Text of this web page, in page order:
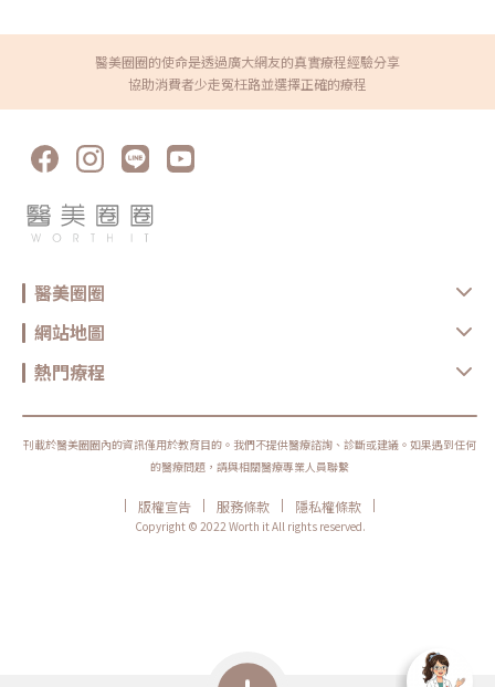
醫美圈圈的使命是透過廣大網友的真實療程經驗分享
協助消費者少走冤枉路並選擇正確的療程
醫美圈圈
網站地圖
熱門療程
刊載於醫美圈圈內的資訊僅用於教育目的。我們不提供醫療諮詢、診斷或建議。如果遇到任何
的醫療問題，請與相關醫療專業人員聯繫
| 版權宣告 | 服務條款 | 隱私權條款
|
Copyright © 2022 Worth it All rights reserved.